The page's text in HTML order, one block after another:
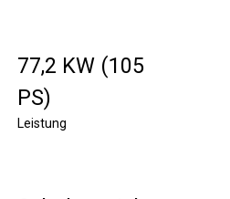
77,2 KW (105
PS)
Leistung